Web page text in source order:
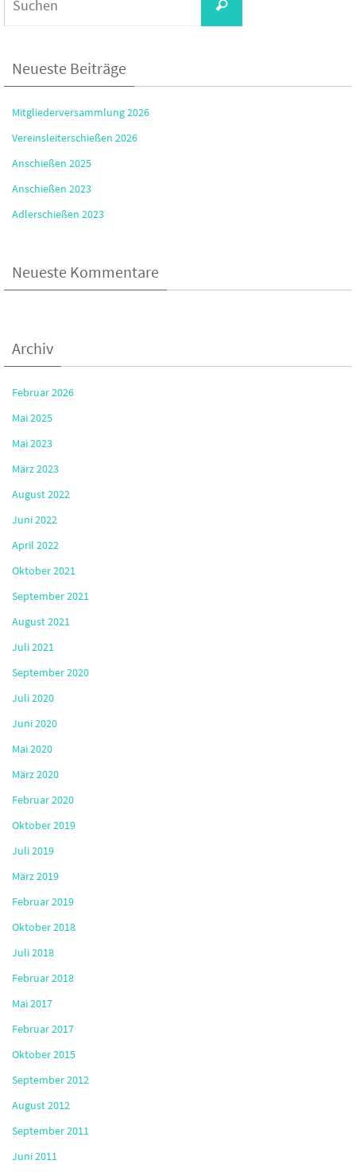
Suchen
Neueste Beiträge
Mitgliederversammlung 2026
Vereinsleiterschießen 2026
Anschießen 2025
Anschießen 2023
Adlerschießen 2023
Neueste Kommentare
Archiv
Februar 2026
Mai 2025
Mai 2023
März 2023
August 2022
Juni 2022
April 2022
Oktober 2021
September 2021
August 2021
Juli 2021
September 2020
Juli 2020
Juni 2020
Mai 2020
März 2020
Februar 2020
Oktober 2019
Juli 2019
März 2019
Februar 2019
Oktober 2018
Juli 2018
Februar 2018
Mai 2017
Februar 2017
Oktober 2015
September 2012
August 2012
September 2011
Juni 2011